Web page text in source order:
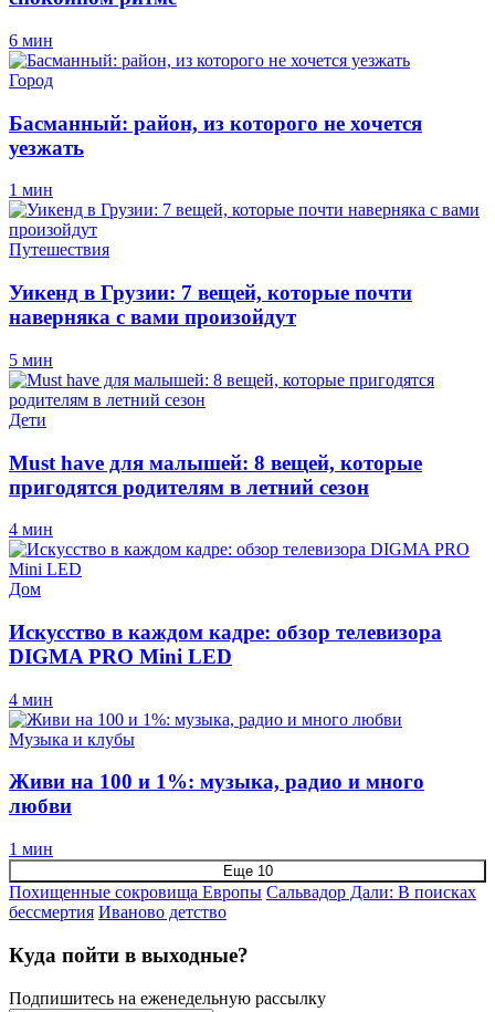
6 мин
Город
Басманный: район, из которого не хочется
уезжать
1 мин
Путешествия
Уикенд в Грузии: 7 вещей, которые почти
наверняка с вами произойдут
5 мин
Дети
Must have для малышей: 8 вещей, которые
пригодятся родителям в летний сезон
4 мин
Дом
Искусство в каждом кадре: обзор телевизора
DIGMA PRO Mini LED
4 мин
Музыка и клубы
Живи на 100 и 1%: музыка, радио и много
любви
1 мин
Еще 10
Похищенные сокровища Европы Сальвадор Дали: В поисках
бессмертия Иваново детство
Куда пойти в выходные?
Подпишитесь на еженедельную рассылку